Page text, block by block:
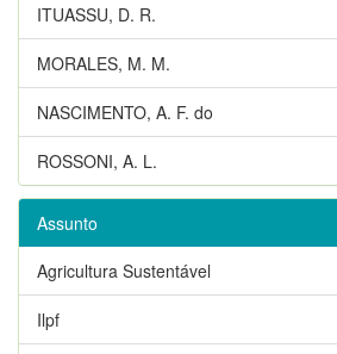
ITUASSU, D. R.
MORALES, M. M.
NASCIMENTO, A. F. do
ROSSONI, A. L.
Assunto
Agricultura Sustentável
Ilpf